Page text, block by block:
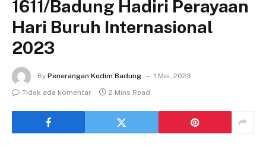
1611/Badung Hadiri Perayaan
Hari Buruh Internasional
2023
By Penerangan Kodim Badung
1 Mei, 2023
Tidak ada komentar
2 Mins Read